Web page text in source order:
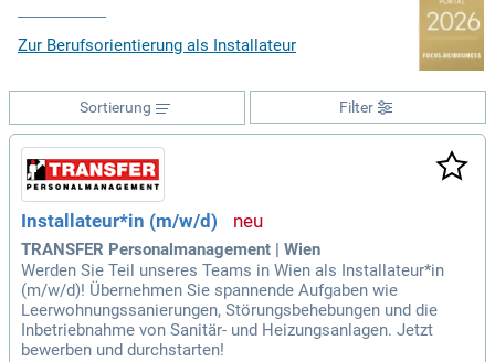
Zur Berufsorientierung als Installateur
Filter
Sortierung
Installateur*in (m/w/d)
TRANSFER Personalmanagement | Wien
Werden Sie Teil unseres Teams in Wien als Installateur*in
(m/w/d)! Übernehmen Sie spannende Aufgaben wie
Leerwohnungssanierungen, Störungsbehebungen und die
Inbetriebnahme von Sanitär- und Heizungsanlagen. Jetzt
bewerben und durchstarten!